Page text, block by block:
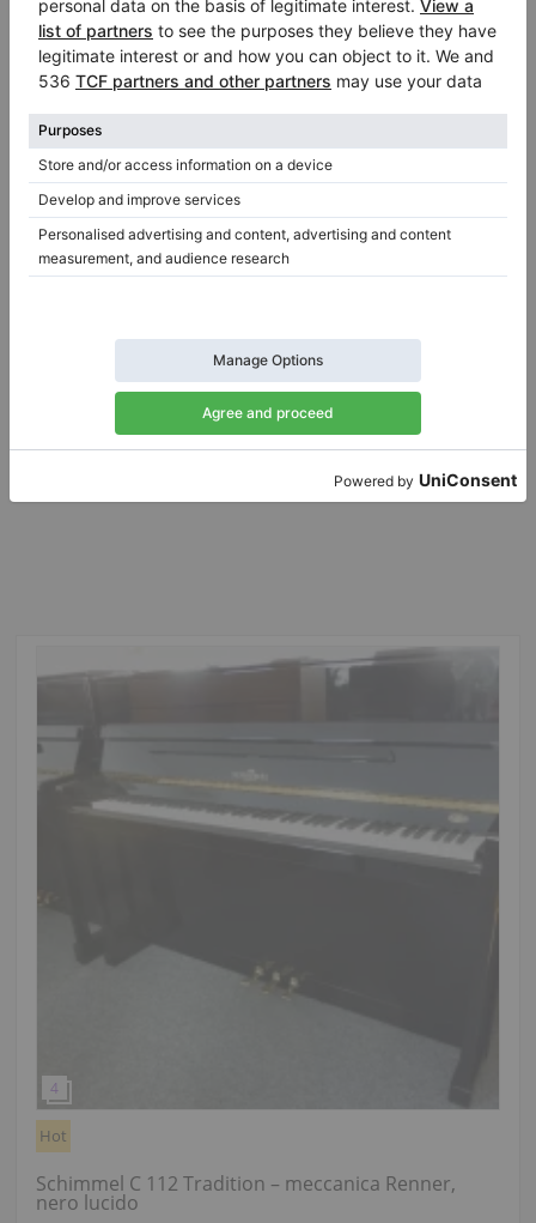
$6,105.28
Hot
Schimmel C 112 – pianoforte verticale compatto,
Anno: 1981 Altezza:44″
Osnabrück
verificato
Hot
Schimmel C 112 Tradition – meccanica Renner,
nero lucido